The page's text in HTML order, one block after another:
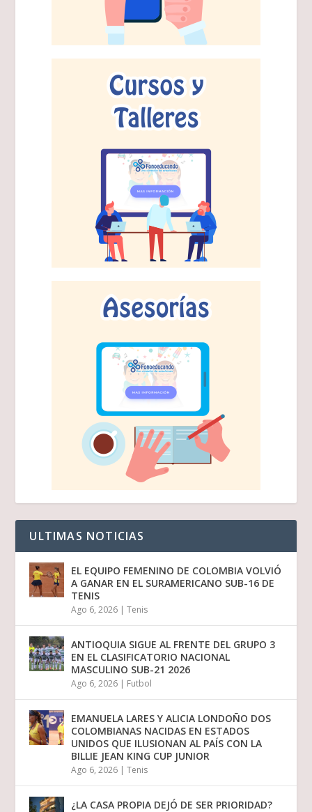
ULTIMAS NOTICIAS
EL EQUIPO FEMENINO DE COLOMBIA VOLVIÓ
A GANAR EN EL SURAMERICANO SUB-16 DE
TENIS
Ago 6, 2026 |Tenis
ANTIOQUIA SIGUE AL FRENTE DEL GRUPO 3
EN EL CLASIFICATORIO NACIONAL
MASCULINO SUB-21 2026
Ago 6, 2026 | Futbol
EMANUELA LARES Y ALICIA LONDOÑO DOS
COLOMBIANAS NACIDAS EN ESTADOS
UNIDOS QUE ILUSIONAN AL PAÍS CON LA
BILLIE JEAN KING CUP JUNIOR
Ago 6, 2026 |Tenis
¿LA CASA PROPIA DEJÓ DE SER PRIORIDAD?